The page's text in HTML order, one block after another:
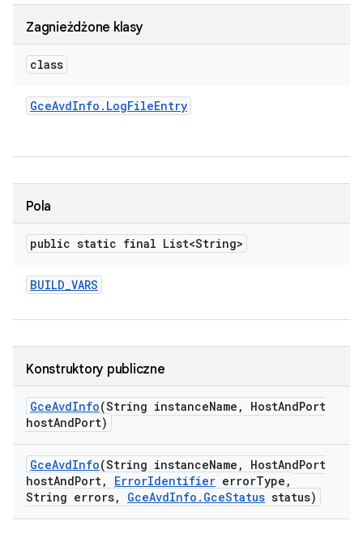
Zagnieżdżone klasy
class
GceAvdInfo . LogFileEntry
Pola
public static final List<String>
BUILD_VARS
Konstruktory publiczne
GceAvdInfo(String instanceName , HostAndPort
hostAndPort)
GceAvdInfo(String instanceName , HostAndPort
hostAndPort, ErrorIdentifier errorType ,
String errors, GceAvdInfo . GceStatus status)